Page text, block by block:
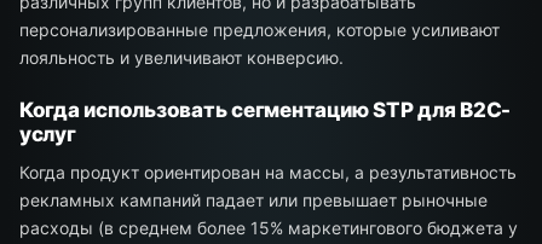
персонализированные предложения, которые усиливают
лояльность и увеличивают конверсию.
Когда использовать сегментацию STP для B2C-
услуг
Когда продукт ориентирован на массы, а результативность
рекламных кампаний падает или превышает рыночные
расходы (в среднем более 15% маркетингового бюджета у